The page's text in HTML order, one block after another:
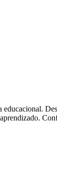
educacional.